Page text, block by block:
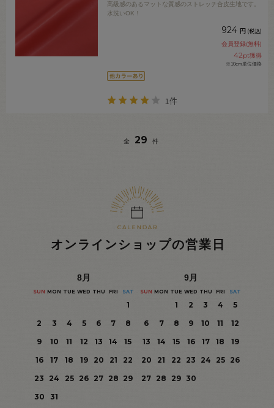
高級感のあるマットな質感のストレッチ合皮生地です。
水洗いOK！
924 円 (税込)
会員登録(無料)
42pt獲得
※10cm単位価格
1件
全 29 件
オンラインショップの営業日
8月
SUN MON TUE WED THU FRI SAT
1
2
3 4 5 6 7
8
9
10 11 12 13 14
15
16
17 18 19 20 21
22
23
24 25 26 27 28 29
30
31
9月
SUN MON TUE WED THU FRI SAT
1 2 3 4
5
6
7 8 9 10 11
12
13
14 15 16 17 18
19
20
21 22 23 24 25
26
27 28 29 30